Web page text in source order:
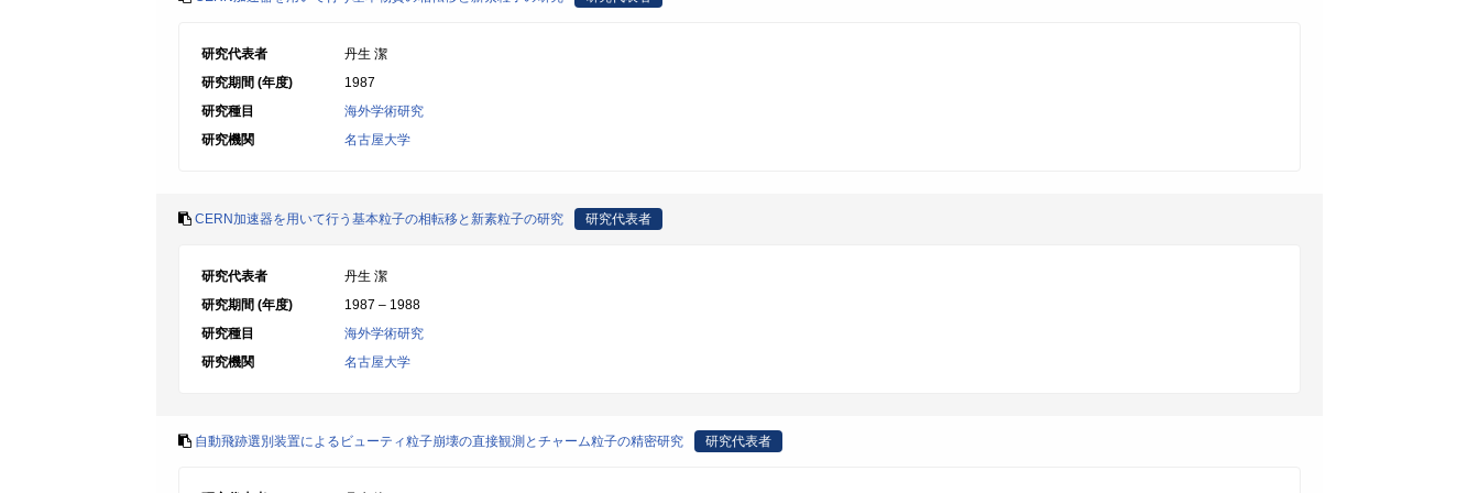
研究代表者
丹生 潔
研究期間 (年度)
1987
研究種目
海外学術研究
研究機関
名古屋大学
CERN加速器を用いて行う基本粒子の相転移と新素粒子の研究 研究代表者
研究代表者
丹生 潔
研究期間 (年度)
1987 – 1988
研究種目
海外学術研究
研究機関
名古屋大学
自動飛跡選別装置によるビューティ粒子崩壊の直接観測とチャーム粒子の精密研究 研究代表者